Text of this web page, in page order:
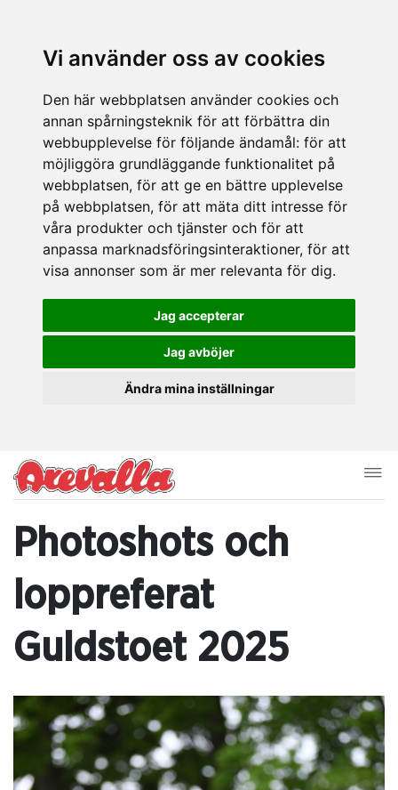
Vi använder oss av cookies
Den här webbplatsen använder cookies och
annan spårningsteknik för att förbättra din
webbupplevelse för följande ändamål: för att
möjliggöra grundläggande funktionalitet på
webbplatsen, för att ge en bättre upplevelse
på webbplatsen, för att mäta ditt intresse för
våra produkter och tjänster och för att
anpassa marknadsföringsinteraktioner, för att
visa annonser som är mer relevanta för dig.
Jag accepterar
Jag avböjer
Ändra mina inställningar
Photoshots och
loppreferat
Guldstoet 2025